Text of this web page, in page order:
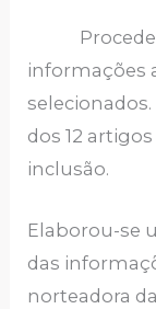
Procedeu-
informações
dos 12
inclusão.
Elaborou-se
das
norteadora